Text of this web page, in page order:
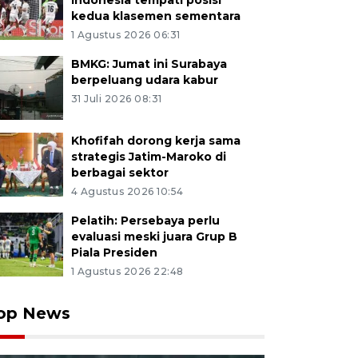
kedua klasemen sementara
1 Agustus 2026 06:31
BMKG: Jumat ini Surabaya
berpeluang udara kabur
31 Juli 2026 08:31
Khofifah dorong kerja sama
strategis Jatim-Maroko di
berbagai sektor
4 Agustus 2026 10:54
Pelatih: Persebaya perlu
evaluasi meski juara Grup B
Piala Presiden
1 Agustus 2026 22:48
News